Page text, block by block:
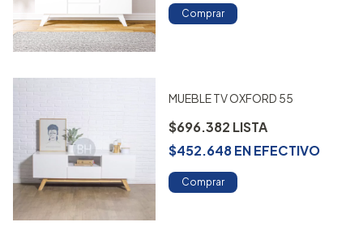
Comprar
MUEBLE TV OXFORD 55
$696.382
$452.648ENEFECTIVO
Comprar